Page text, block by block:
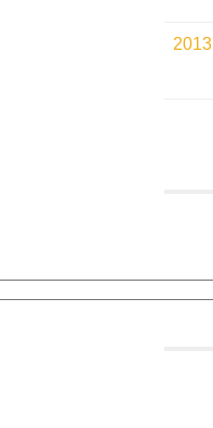
نصوص و مواد قانون رقم ( 26 ) لسنة 2013